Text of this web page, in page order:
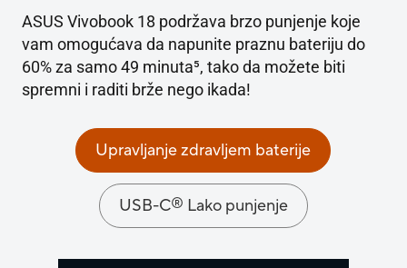
ASUS Vivobook 18 podržava brzo punjenje koje
vam omogućava da napunite praznu bateriju do
60% za samo 49 minuta5, tako da možete biti
spremni i raditi brže nego ikada!
Upravljanje zdravljem baterije
USB-C® Lako punjenje